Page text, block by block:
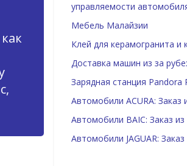
управляемости
Мебель Малайзии
Клей для керамогранита и
Доставка машин из за
Зарядная станция Pandora
Автомобили ACURA: Заказ
Автомобили BAIC: Заказ из
Автомобили JAGUAR: